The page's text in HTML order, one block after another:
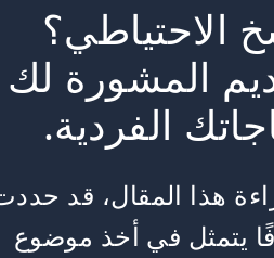
الاحتياطي؟
المشورة لك
الفردية.
هذا المقال، قد
يتمثل في أخذ موضوع